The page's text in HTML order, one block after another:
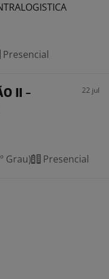
Presencial
II -
22 jul
Grau) Presencial